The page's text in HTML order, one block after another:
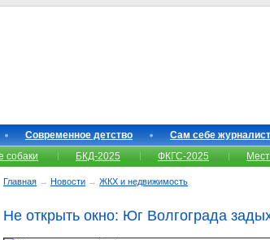
Современное детство Сам себе журналист
собаки БКД-2025 ФКГС-2025
Главная → Новости → ЖКХ и недвижимость
Не открыть окно: Юг Волгограда